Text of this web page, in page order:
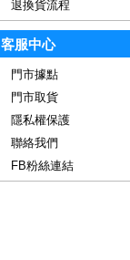
退換貨流程
客服中心
門市據點
門市取貨
隱私權保護
聯絡我們
FB粉絲連結